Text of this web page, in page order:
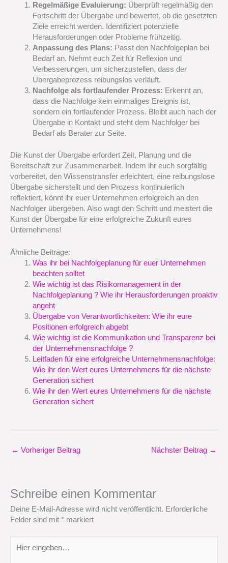
Regelmäßige Evaluierung: Überprüft regelmäßig den
Fortschritt der Übergabe und bewertet, ob die gesetzten
Ziele erreicht werden. Identifiziert potenzielle
Herausforderungen oder Probleme frühzeitig.
Anpassung des Plans: Passt den Nachfolgeplan bei
Bedarf an. Nehmt euch Zeit für Reflexion und
Verbesserungen, um sicherzustellen, dass der
Übergabeprozess reibungslos verläuft.
Nachfolge als fortlaufender Prozess: Erkennt an,
dass die Nachfolge kein einmaliges Ereignis ist,
sondern ein fortlaufender Prozess. Bleibt auch nach der
Übergabe in Kontakt und steht dem Nachfolger bei
Bedarf als Berater zur Seite.
Die Kunst der Übergabe erfordert Zeit, Planung und die
Bereitschaft zur Zusammenarbeit. Indem ihr euch sorgfältig
vorbereitet, den Wissenstransfer erleichtert, eine reibungslose
Übergabe sicherstellt und den Prozess kontinuierlich
reflektiert, könnt ihr euer Unternehmen erfolgreich an den
Nachfolger übergeben. Also wagt den Schritt und meistert die
Kunst der Übergabe für eine erfolgreiche Zukunft eures
Unternehmens!
Ähnliche Beiträge:
Was ihr bei Nachfolgeplanung für euer Unternehmen
beachten solltet
Wie wichtig ist das Risikomanagement in der
Nachfolgeplanung ? Wie ihr Herausforderungen proaktiv
angeht
Übergabe von Verantwortlichkeiten: Wie ihr eure
Positionen erfolgreich abgebt
Wie wichtig ist die Kommunikation und Transparenz bei
der Unternehmensnachfolge ?
Leitfaden für eine erfolgreiche Unternehmensnachfolge:
Wie ihr den Wert eures Unternehmens für die nächste
Generation sichert
Wie ihr den Wert eures Unternehmens für die nächste
Generation sichert
← Vorheriger Beitrag Nächster Beitrag →
Schreibe einen Kommentar
Deine E-Mail-Adresse wird nicht veröffentlicht. Erforderliche
Felder sind mit * markiert
eingeben…